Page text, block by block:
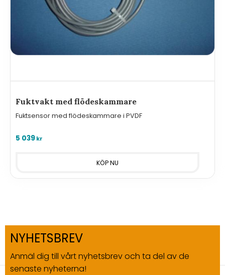
Fuktvakt med flödeskammare
Fuktsensor med flödeskammare i PVDF
5 039kr
NYHETSBREV
Anmäl dig till vårt nyhetsbrev och ta del av de
senaste nyheterna!